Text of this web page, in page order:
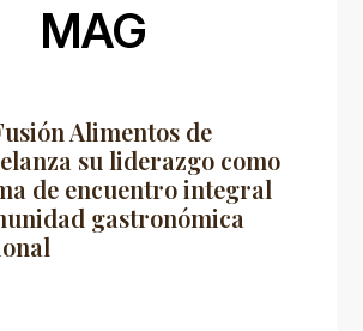
MAG
Alimentos de
su liderazgo como
de encuentro integral
gastronómica